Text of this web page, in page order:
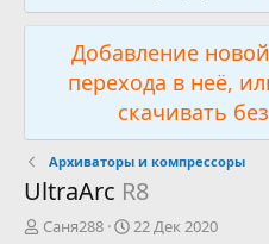
Добавление
перехода в неё,
скачивать
Архиваторы и компрессоры
UltraArc R8
А
Саня288
Д
22 Дек 2020